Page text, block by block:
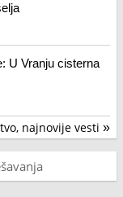
U Vranju cisterna
najnovije vesti »